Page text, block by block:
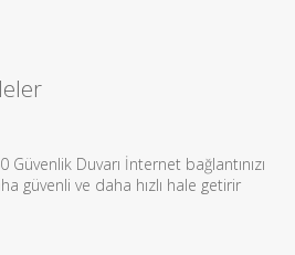
Güvenlik Duvarı İnternet bağlantınızı
güvenli ve daha hızlı hale getirir